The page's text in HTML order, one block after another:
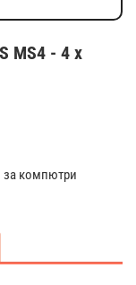
MS4 - 4 x
за компютри